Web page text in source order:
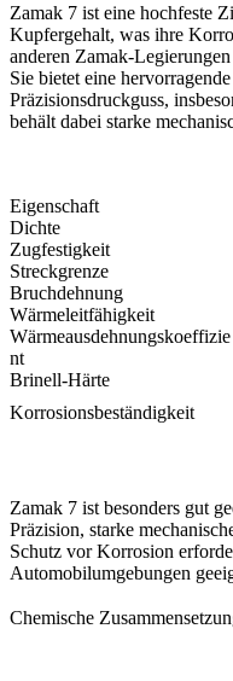
Zamak 7 ist eine hochfeste
Kupfergehalt, was ihre
anderen Zamak-
Sie bietet eine
Präzisionsdruckguss,
behält dabei starke
Eigenschaft
Dichte
Zugfestigkeit
Streckgrenze
Bruchdehnung
Wärmeleitfähigkeit
Wärmeausdehnungskoeffizie
nt
Brinell-Härte
Korrosionsbeständigkeit
Zamak 7 ist besonders gut
Präzision, starke
Schutz vor Korrosion
Automobilumgebungen
Chemische